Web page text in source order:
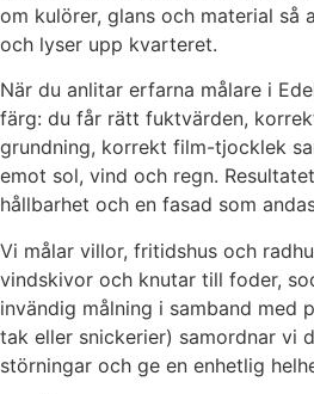
om kulörer, glans och material så
och lyser upp kvarteret.
När du anlitar erfarna målare i
färg: du får rätt fuktvärden,
grundning, korrekt film-tjocklek
emot sol, vind och regn.
hållbarhet och en fasad som
Vi målar villor, fritidshus och
vindskivor och knutar till foder,
invändig målning i samband med
tak eller snickerier) samordnar vi
störningar och ge en enhetlig